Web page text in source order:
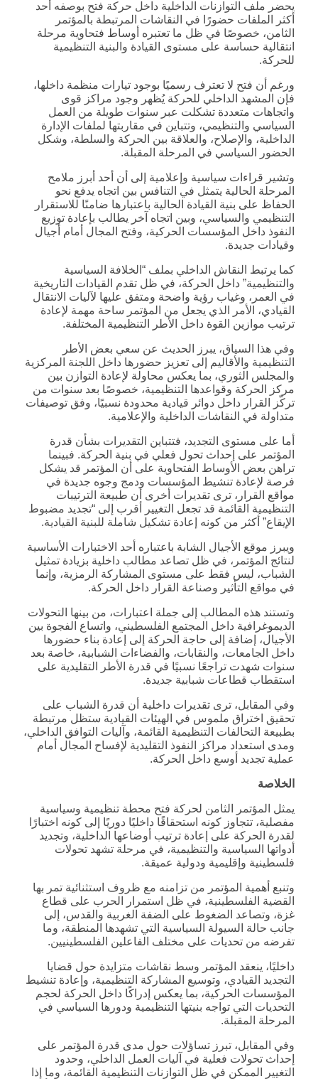
يحضر ملف التوازنات الداخلية داخل حركة فتح بوصفه أحد
أكثر الملفات حضورًا في النقاشات المرتبطة بالمؤتمر
الثامن، خصوصًا في ظل ما تعتبره أوساط فتحاوية مرحلة
انتقالية حساسة على مستوى القيادة والبنية التنظيمية
للحركة.
ورغم أن فتح لا تعترف رسميًا بوجود تيارات منظمة داخلها،
فإن المشهد الداخلي للحركة يُظهر وجود مراكز قوى
واتجاهات متعددة تشكلت عبر سنوات طويلة من العمل
السياسي والتنظيمي، وتتباين في مقاربتها لملفات الإدارة
الداخلية، والإصلاح، والعلاقة بين الحركة والسلطة، وشكل
الحضور السياسي في المرحلة المقبلة.
وتشير قراءات سياسية وإعلامية إلى أن أحد أبرز ملامح
المرحلة الحالية يتمثل في التنافس بين اتجاه يدفع نحو
الحفاظ على بنية القيادة الحالية باعتبارها ضامنًا للاستقرار
التنظيمي والسياسي، وبين اتجاه آخر يطالب بإعادة توزيع
النفوذ داخل المؤسسات الحركية، وفتح المجال أمام أجيال
وقيادات جديدة.
كما يرتبط النقاش الداخلي بملف “الخلافة السياسية
والتنظيمية” داخل الحركة، في ظل تقدم القيادات التاريخية
في العمر، وغياب رؤية واضحة ومتفق عليها لآليات الانتقال
القيادي، الأمر الذي يجعل من المؤتمر ساحة مهمة لإعادة
ترتيب موازين القوة داخل الأطر التنظيمية المختلفة.
وفي هذا السياق، يبرز الحديث عن سعي بعض الأطر
التنظيمية والأقاليم إلى تعزيز حضورها داخل اللجنة المركزية
والمجلس الثوري، بما يعكس محاولة لإعادة التوازن بين
مركز الحركة وقواعدها التنظيمية، خصوصًا بعد سنوات من
تركّز القرار داخل دوائر قيادية محدودة نسبيًا، وفق توصيفات
متداولة في النقاشات الداخلية والإعلامية.
أما على مستوى التجديد، فتتباين التقديرات بشأن قدرة
المؤتمر على إحداث تحول فعلي في بنية الحركة. فبينما
تراهن بعض الأوساط الفتحاوية على أن المؤتمر قد يشكل
فرصة لإعادة تنشيط المؤسسات ودمج وجوه جديدة في
مواقع القرار، ترى تقديرات أخرى أن طبيعة الترتيبات
التنظيمية القائمة قد تجعل التغيير أقرب إلى “تجديد مضبوط
الإيقاع” أكثر من كونه إعادة تشكيل شاملة للبنية القيادية.
ويبرز موقع الأجيال الشابة باعتباره أحد الاختبارات الأساسية
لنتائج المؤتمر، في ظل تصاعد مطالب داخلية بزيادة تمثيل
الشباب، ليس فقط على مستوى المشاركة الرمزية، وإنما
في مواقع التأثير وصناعة القرار داخل الحركة.
وتستند هذه المطالب إلى جملة اعتبارات، من بينها التحولات
الديموغرافية داخل المجتمع الفلسطيني، واتساع الفجوة بين
الأجيال، إضافة إلى حاجة الحركة إلى إعادة بناء حضورها
داخل الجامعات، والنقابات، والفضاءات الشبابية، خاصة بعد
سنوات شهدت تراجعًا نسبيًا في قدرة الأطر التقليدية على
استقطاب قطاعات شبابية جديدة.
وفي المقابل، ترى تقديرات داخلية أن قدرة الشباب على
تحقيق اختراق ملموس في الهيئات القيادية ستظل مرتبطة
بطبيعة التحالفات التنظيمية القائمة، وآليات التوافق الداخلي،
ومدى استعداد مراكز النفوذ التقليدية لإفساح المجال أمام
عملية تجديد أوسع داخل الحركة.
الخلاصة
يمثل المؤتمر الثامن لحركة فتح محطة تنظيمية وسياسية
مفصلية، تتجاوز كونه استحقاقًا داخليًا دوريًا إلى كونه اختبارًا
لقدرة الحركة على إعادة ترتيب أوضاعها الداخلية، وتجديد
أدواتها السياسية والتنظيمية، في مرحلة تشهد تحولات
فلسطينية وإقليمية ودولية عميقة.
وتنبع أهمية المؤتمر من تزامنه مع ظروف استثنائية تمر بها
القضية الفلسطينية، في ظل استمرار الحرب على قطاع
غزة، وتصاعد الضغوط على الضفة الغربية والقدس، إلى
جانب حالة السيولة السياسية التي تشهدها المنطقة، وما
تفرضه من تحديات على مختلف الفاعلين الفلسطينيين.
داخليًا، ينعقد المؤتمر وسط نقاشات متزايدة حول قضايا
التجديد القيادي، وتوسيع المشاركة التنظيمية، وإعادة تنشيط
المؤسسات الحركية، بما يعكس إدراكًا داخل الحركة لحجم
التحديات التي تواجه بنيتها التنظيمية ودورها السياسي في
المرحلة المقبلة.
وفي المقابل، تبرز تساؤلات حول مدى قدرة المؤتمر على
إحداث تحولات فعلية في آليات العمل الداخلي، وحدود
التغيير الممكن في ظل التوازنات التنظيمية القائمة، وما إذا